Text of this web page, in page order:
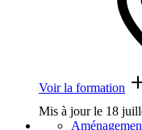
Voir la formation
Mis à jour le 18